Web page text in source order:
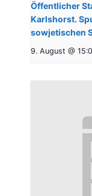
Öffentlicher
Karlshorst.
sowjetischen
9. August @